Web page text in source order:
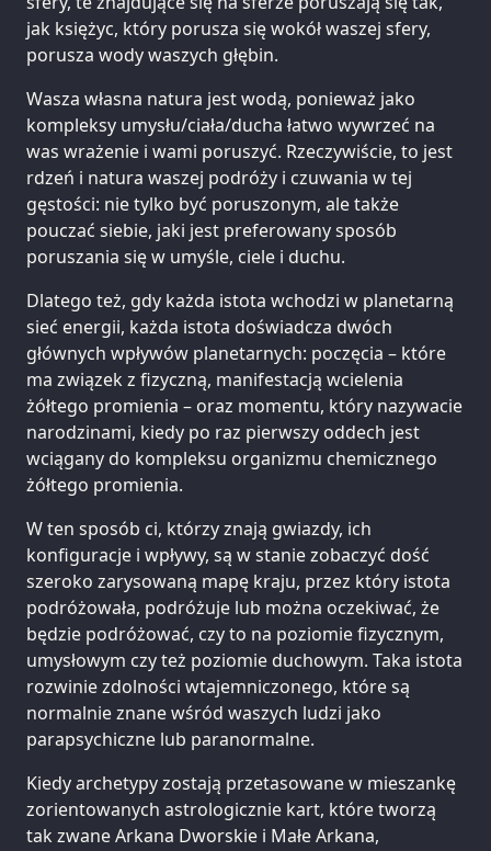
jak księżyc, który porusza się wokół waszej sfery,
porusza wody waszych głębin.
Wasza własna natura jest wodą, ponieważ jako
kompleksy umysłu/ciała/ducha łatwo wywrzeć na
was wrażenie i wami poruszyć. Rzeczywiście, to jest
rdzeń i natura waszej podróży i czuwania w tej
gęstości: nie tylko być poruszonym, ale także
pouczać siebie, jaki jest preferowany sposób
poruszania się w umyśle, ciele i duchu.
Dlatego też, gdy każda istota wchodzi w planetarną
sieć energii, każda istota doświadcza dwóch
głównych wpływów planetarnych: poczęcia – które
ma związek z fizyczną, manifestacją wcielenia
żółtego promienia – oraz momentu, który nazywacie
narodzinami, kiedy po raz pierwszy oddech jest
wciągany do kompleksu organizmu chemicznego
żółtego promienia.
W ten sposób ci, którzy znają gwiazdy, ich
konfiguracje i wpływy, są w stanie zobaczyć dość
szeroko zarysowaną mapę kraju, przez który istota
podróżowała, podróżuje lub można oczekiwać, że
będzie podróżować, czy to na poziomie fizycznym,
umysłowym czy też poziomie duchowym. Taka istota
rozwinie zdolności wtajemniczonego, które są
normalnie znane wśród waszych ludzi jako
parapsychiczne lub paranormalne.
Kiedy archetypy zostają przetasowane w mieszankę
zorientowanych astrologicznie kart, które tworzą
tak zwane Arkana Dworskie i Małe Arkana,